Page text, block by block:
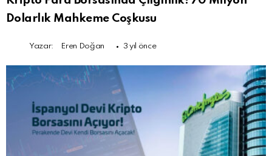
Dolarlık Mahkeme Coşkusu
Yazar: Eren Doğan 3 yıl önce